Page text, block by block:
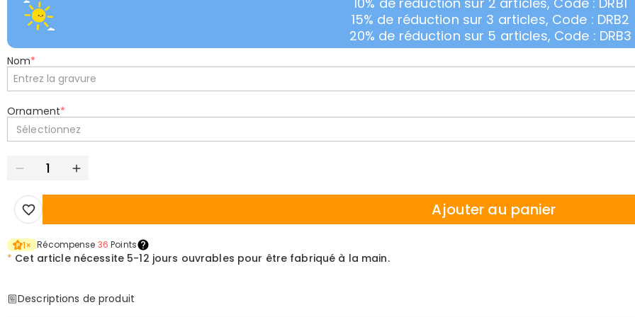
15% de réduction sur 3 articles, Code : DRB2
20% de réduction sur 5 articles, Code : DRB3
Nom*
Ornament*
Sélectionnez
Ajouter au panier
1× Récompense 36 Points
* Cet article nécessite 5-12 jours ouvrables pour être fabriqué à la main.
Descriptions de produit